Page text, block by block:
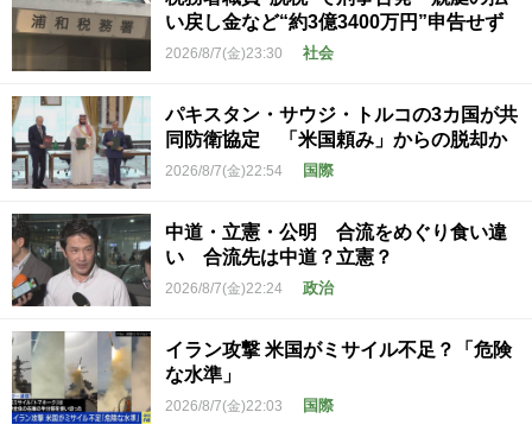
い戻し金など“約3億3400万円”申告せず
2026/8/7(金)23:30 社会
パキスタン・サウジ・トルコの3カ国が共
同防衛協定 「米国頼み」からの脱却か
2026/8/7(金)22:54 国際
中道・立憲・公明 合流をめぐり食い違
い 合流先は中道？立憲？
2026/8/7(金)22:24 政治
イラン攻撃 米国がミサイル不足？「危険
な水準」
2026/8/7(金)22:03 国際